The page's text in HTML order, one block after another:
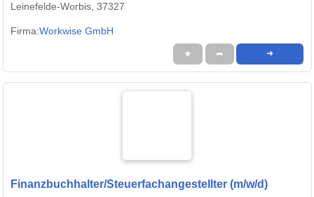
Leinefelde-Worbis, 37327
Firma:Workwise GmbH
★ ➦ ➜
Finanzbuchhalter/Steuerfachangestellter (m/w/d)